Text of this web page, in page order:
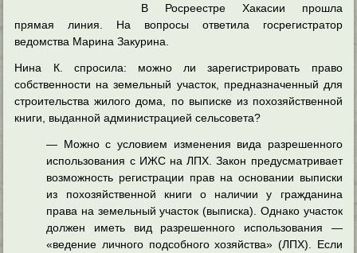
В Росреестре Хакасии прошла
прямая линия. На вопросы ответила госрегистратор
ведомства Марина Закурина.
Нина К. спросила: можно ли зарегистрировать право
собственности на земельный участок, предназначенный для
строительства жилого дома, по выписке из похозяйственной
книги, выданной администрацией сельсовета?
— Можно с условием изменения вида разрешенного
использования с ИЖС на ЛПХ. Закон предусматривает
возможность регистрации прав на основании выписки
из похозяйственной книги о наличии у гражданина
права на земельный участок (выписка). Однако участок
должен иметь вид разрешенного использования —
«ведение личного подсобного хозяйства» (ЛПХ). Если